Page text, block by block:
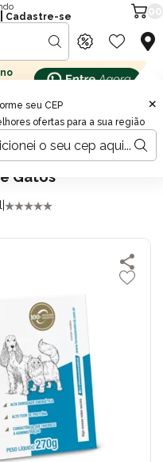
seu CEP
ofertas para a sua região
×
Cadastre-se
cachorro
Vet Care
Gatos